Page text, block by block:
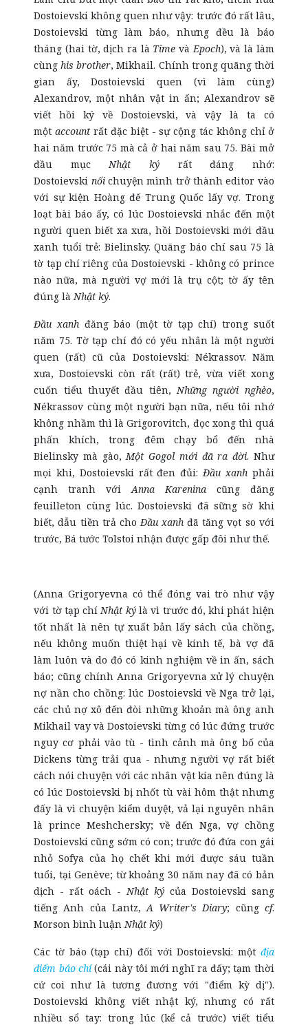
Dostoievski không quen như vậy: trước đó rất lâu,
Dostoievski từng làm báo, nhưng đều là báo
tháng (hai tờ, dịch ra là Time vàEpoch), và là làm
cùnghis brother, Mikhail. Chính trong quãng thời
gian ấy, Dostoievski quen (vì làm cùng)
Alexandrov, một nhân vật in ấn; Alexandrov sẽ
viết hồi ký về Dostoievski, và vậy là ta có
mộtaccount rất đặc biệt - sự cộng tác không chỉ ở
hai năm trước 75 mà cả ở hai năm sau 75. Bài mở
đầu mụcNhật ký rất đáng nhớ:
Dostoievski nốichuyện mình trở thành editor vào
với sự kiện Hoàng đế Trung Quốc lấy vợ. Trong
loạt bài báo ấy, có lúc Dostoievski nhắc đến một
người quen biết xa xưa, hồi Dostoievski mới đầu
xanh tuổi trẻ: Bielinsky. Quãng báo chí sau 75 là
tờ tạp chí riêng của Dostoievski - không có prince
nào nữa, mà người vợ mới là trụ cột; tờ ấy tên
đúng làNhật ký.
Đầu xanh đăng báo (một tờ tạp chí) trong suốt
năm 75. Tờ tạp chí đó có yếu nhân là một người
quen (rất) cũ của Dostoievski: Nékrassov. Năm
xưa, Dostoievski còn rất (rất) trẻ, vừa viết xong
cuốn tiểu thuyết đầu tiên,Những người nghèo,
Nékrassov cùng một người bạn nữa, nếu tôi nhớ
không nhầm thì là Grigorovitch, đọc xong thì quá
phấn khích, trong đêm chạy bổ đến nhà
Bielinsky mà gào,Một Gogol mới đã ra đời. Như
mọi khi, Dostoievski rất đen đủi:Đầu xanhphải
cạnh tranh vớiAnna Kareninacũng đăng
feuilleton cùng lúc. Dostoievski đã sững sờ khi
biết, dẫu tiền trả choĐầu xanh đã tăng vọt so với
trước, Bá tước Tolstoi nhận được gấp đôi như thế.
(Anna Grigoryevna có thể đóng vai trò như vậy
với tờ tạp chíNhật kýlà vì trước đó, khi phát hiện
tốt nhất là nên tự xuất bản lấy sách của chồng,
nếu không muốn thiệt hại về kinh tế, bà vợ đã
làm luôn và do đó có kinh nghiệm về in ấn, sách
báo; cũng chính Anna Grigoryevna xử lý chuyện
nợ nần cho chồng: lúc Dostoievski về Nga trở lại,
các chủ nợ xô đến đòi những khoản mà ông anh
Mikhail vay và Dostoievski từng có lúc đứng trước
nguy cơ phải vào tù - tình cảnh mà ông bố của
Dickens từng trải qua - nhưng người vợ rất biết
cách nói chuyện với các nhân vật kia nên đúng là
có lúc Dostoievski bị nhốt tù vài hôm thật nhưng
đấy là vì chuyện kiểm duyệt, vả lại nguyên nhân
là prince Meshchersky; về đến Nga, vợ chồng
Dostoievski cũng sớm có con; trước đó đứa con gái
nhỏ Sofya của họ chết khi mới được sáu tuần
tuổi, tại Genève; từ khoảng 30 năm nay đã có bản
dịch - rất oách -Nhật kýcủa Dostoievski sang
tiếng Anh của Lantz,A Writer's Diary; cũng cf.
Morson bình luậnNhật ký)
Các tờ báo (tạp chí) đối với Dostoievski: một địa
điểm báo chí (cái này tôi mới nghĩ ra đấy; tạm thời
cứ coi như là tương đương với "điểm kỳ dị").
Dostoievski không viết nhật ký, nhưng có rất
nhiều sổ tay: trong lúc (kể cả trước) viết tiểu